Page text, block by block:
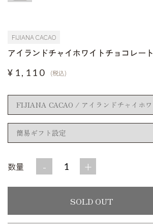
FIJIANA CACAO
アイランドチャイホワイトチョコレート
¥1,110 (税込)
数量 - +
SOLD OUT